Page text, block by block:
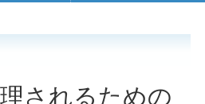
されるための